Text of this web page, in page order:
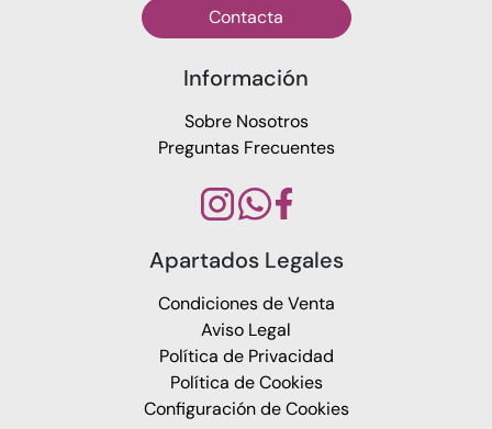
Contacta
Información
Sobre Nosotros
Preguntas Frecuentes
Apartados Legales
Condiciones de Venta
Aviso Legal
Política de Privacidad
Política de Cookies
Configuración de Cookies